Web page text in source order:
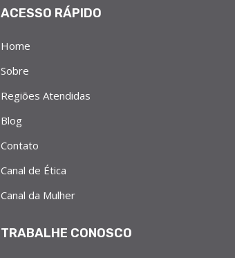
ACESSO RÁPIDO
Home
Sobre
Regiões Atendidas
Blog
Contato
Canal de Ética
Canal da Mulher
TRABALHE CONOSCO